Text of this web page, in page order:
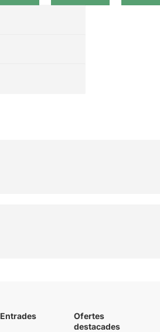
Entrades
Ofertes
destacades